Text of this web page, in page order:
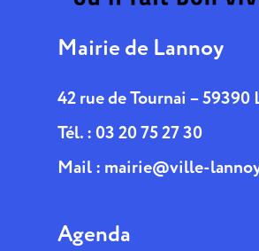
Mairie de Lannoy
42 rue de Tournai –
Tél. : 03 20 75 27 30
Mail : mairie@ville-
Agenda